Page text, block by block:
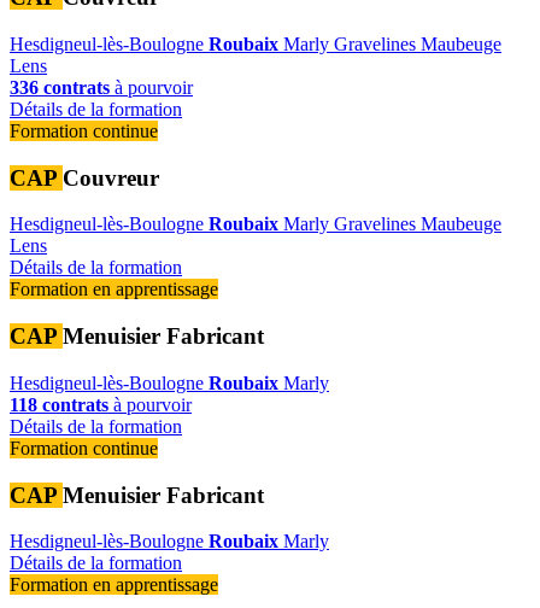
Hesdigneul-lès-Boulogne Roubaix Marly Gravelines Maubeuge
Lens
336 contrats à pourvoir
Détails de la formation
Formation continue
CAP Couvreur
Hesdigneul-lès-Boulogne Roubaix Marly Gravelines Maubeuge
Lens
Détails de la formation
Formation en apprentissage
CAP Menuisier Fabricant
Hesdigneul-lès-Boulogne Roubaix Marly
118 contrats à pourvoir
Détails de la formation
Formation continue
CAP Menuisier Fabricant
Hesdigneul-lès-Boulogne Roubaix Marly
Détails de la formation
Formation en apprentissage